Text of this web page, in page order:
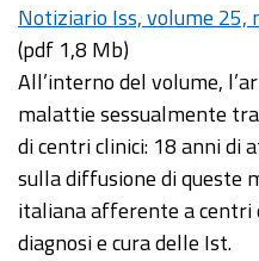
Notiziario Iss, volume
(pdf 1,8 Mb)
All’interno del volume,
malattie sessualmente
di centri clinici: 18 anni di
sulla diffusione di queste
italiana afferente a centri
diagnosi e cura delle Ist.